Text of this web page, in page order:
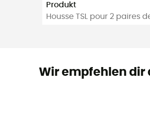
Produkt
Housse TSL pour 2 paires
Wir empfehlen dir